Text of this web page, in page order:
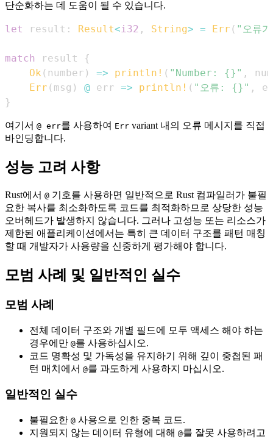
단순화하는 데 도움이 될 수 있습니다.
let result : Result<i32 , String> = Err ( "오류
match result
{
Ok ( number ) => println! ( "Number: {}" ,
Err ( msg ) @ err => println! ( "오류: {}" ,
}
여기서 @ err를 사용하여 Err variant 내의 오류 메시지를 직접
바인딩합니다.
성능 고려 사항
Rust에서 @ 기호를 사용하면 일반적으로 Rust 컴파일러가 불필
요한 복사를 최소화하도록 코드를 최적화하므로 상당한 성능
오버헤드가 발생하지 않습니다. 그러나 고성능 또는 리소스가
제한된 애플리케이션에서는 특히 큰 데이터 구조를 패턴 매칭
할 때 개발자가 사용량을 신중하게 평가해야 합니다.
모범 사례 및 일반적인 실수
모범 사례
전체 데이터 구조와 개별 필드에 모두 액세스 해야 하는
경우에만 @를 사용하십시오.
코드 명확성 및 가독성을 유지하기 위해 깊이 중첩된 패
턴 매치에서 @를 과도하게 사용하지 마십시오.
일반적인 실수
불필요한 @ 사용으로 인한 중복 코드.
지원되지 않는 데이터 유형에 대해 @를 잘못 사용하려고